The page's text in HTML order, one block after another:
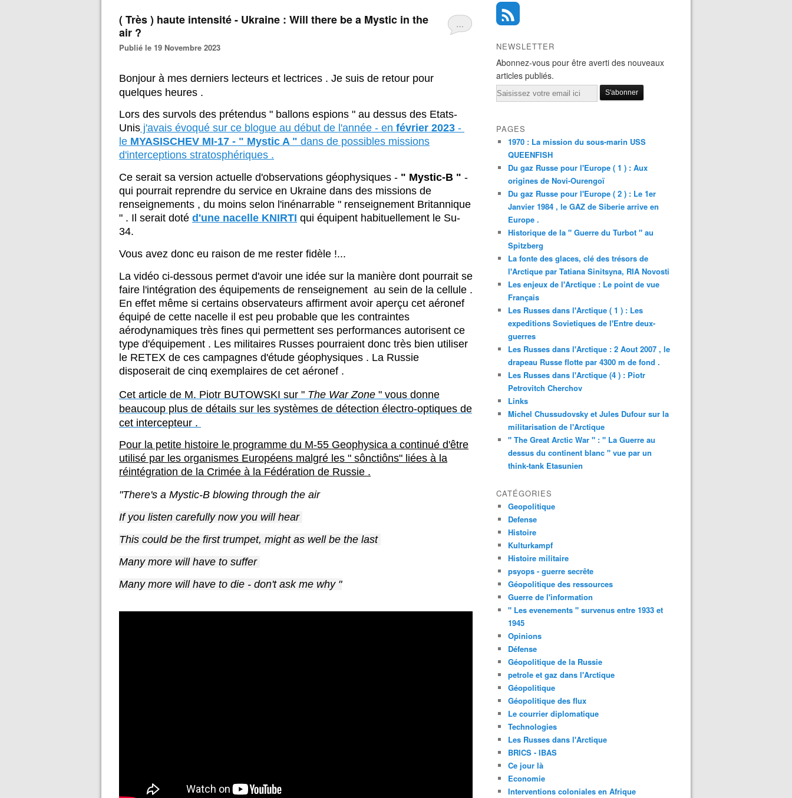
…
( Très ) haute intensité - Ukraine : Will there be a Mystic in the
air ?
Publié le 19 Novembre 2023
Bonjour à mes derniers lecteurs et lectrices . Je suis de retour pour
quelques heures .
Lors des survols des prétendus " ballons espions " au dessus des Etats-
Unis j'avais évoqué sur ce blogue au début de l'année - en février 2023 -
le MYASISCHEV MI-17 - " Mystic A " dans de possibles missions
d'interceptions stratosphériques .
Ce serait sa version actuelle d'observations géophysiques - " Mystic-B " -
qui pourrait reprendre du service en Ukraine dans des missions de
renseignements , du moins selon l'inénarrable " renseignement Britannique
" . Il serait doté d'une nacelle KNIRTI qui équipent habituellement le Su-
34.
Vous avez donc eu raison de me rester fidèle !...
La vidéo ci-dessous permet d'avoir une idée sur la manière dont pourrait se
faire l'intégration des équipements de renseignement au sein de la cellule .
En effet même si certains observateurs affirment avoir aperçu cet aéronef
équipé de cette nacelle il est peu probable que les contraintes
aérodynamiques très fines qui permettent ses performances autorisent ce
type d'équipement . Les militaires Russes pourraient donc très bien utiliser
le RETEX de ces campagnes d'étude géophysiques . La Russie
disposerait de cinq exemplaires de cet aéronef .
Cet article de M. Piotr BUTOWSKI sur " The War Zone " vous donne
beaucoup plus de détails sur les systèmes de détection électro-optiques de
cet intercepteur .
Pour la petite histoire le programme du M-55 Geophysica a continué d'être
utilisé par les organismes Européens malgré les " sônctiôns" liées à la
réintégration de la Crimée à la Fédération de Russie .
"There's a Mystic-B blowing through the air
If you listen carefully now you will hear
This could be the first trumpet, might as well be the last
Many more will have to suffer
Many more will have to die - don't ask me why "
NEWSLETTER
Abonnez-vous pour être averti des nouveaux
articles publiés.
Email
PAGES
1970 : La mission du sous-marin USS
QUEENFISH
Du gaz Russe pour l'Europe ( 1 ) : Aux
origines de Novi-Ourengoï
Du gaz Russe pour l'Europe ( 2 ) : Le 1er
Janvier 1984 , le GAZ de Siberie arrive en
Europe .
Historique de la " Guerre du Turbot " au
Spitzberg
La fonte des glaces, clé des trésors de
l'Arctique par Tatiana Sinitsyna, RIA Novosti
Les enjeux de l'Arctique : Le point de vue
Français
Les Russes dans l'Arctique ( 1 ) : Les
expeditions Sovietiques de l'Entre deux-
guerres
Les Russes dans l'Arctique : 2 Aout 2007 , le
drapeau Russe flotte par 4300 m de fond .
Les Russes dans l'Arctique (4 ) : Piotr
Petrovitch Cherchov
Links
Michel Chussudovsky et Jules Dufour sur la
militarisation de l'Arctique
" The Great Arctic War " : " La Guerre au
dessus du continent blanc " vue par un
think-tank Etasunien
CATÉGORIES
Geopolitique
Defense
Histoire
Kulturkampf
Histoire militaire
psyops - guerre secrête
Géopolitique des ressources
Guerre de l'information
" Les evenements " survenus entre 1933 et
1945
Opinions
Défense
Géopolitique de la Russie
petrole et gaz dans l'Arctique
Géopolitique
Géopolitique des flux
Le courrier diplomatique
Technologies
Les Russes dans l'Arctique
BRICS - IBAS
Ce jour là
Economie
Interventions coloniales en Afrique